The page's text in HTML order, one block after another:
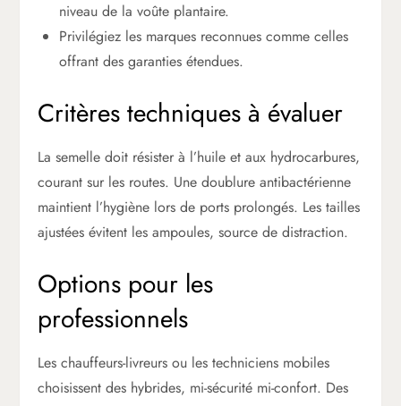
niveau de la voûte plantaire.
Privilégiez les marques reconnues comme celles
offrant des garanties étendues.
Critères techniques à évaluer
La semelle doit résister à l’huile et aux hydrocarbures,
courant sur les routes. Une doublure antibactérienne
maintient l’hygiène lors de ports prolongés. Les tailles
ajustées évitent les ampoules, source de distraction.
Options pour les
professionnels
Les chauffeurs-livreurs ou les techniciens mobiles
choisissent des hybrides, mi-sécurité mi-confort. Des